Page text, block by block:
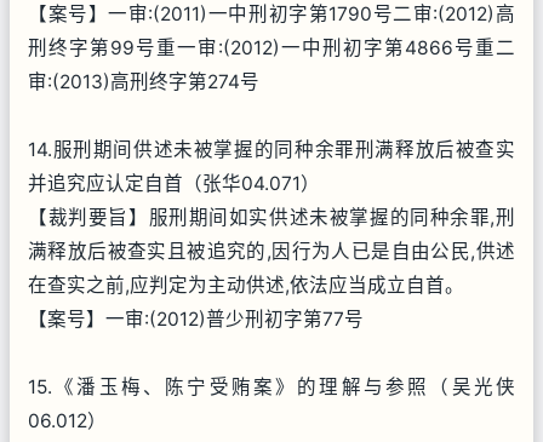
【案号】一审:(2011)一中刑初字第1790号二审:(2012)高
刑终字第99号重一审:(2012)一中刑初字第4866号重二
审:(2013)高刑终字第274号
14.服刑期间供述未被掌握的同种余罪刑满释放后被查实
并追究应认定自首（张华04.071）
【裁判要旨】服刑期间如实供述未被掌握的同种余罪,刑
满释放后被查实且被追究的,因行为人已是自由公民,供述
在查实之前,应判定为主动供述,依法应当成立自首。
【案号】一审:(2012)普少刑初字第77号
15.《潘玉梅、陈宁受贿案》的理解与参照（吴光侠
06.012）